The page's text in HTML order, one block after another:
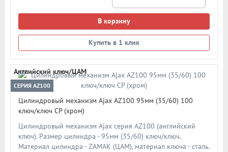
В корзину
Купить в 1 клик
Английский ключ/ЦАМ
СЕРИЯ AZ100
Цилиндровый механизм Ajax AZ100 95мм (35/60) 100
ключ/ключ CP (хром)
Цилиндровый механизм Ajax серия AZ100 (английский
ключ). Размер цилиндра - 95мм (35/60) ключ/ключ.
Материал цилиндра - ZAMAK (ЦАМ), материал ключа - сталь.